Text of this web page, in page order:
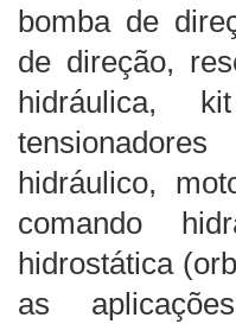
bomba de
de direção,
hidráulica,
hidráulico,
comando
hidrostática
as